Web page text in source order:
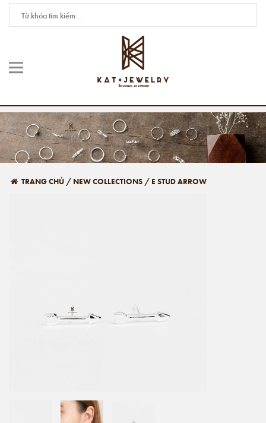
TRANG CHỦ / NEW COLLECTIONS / E STUD ARROW